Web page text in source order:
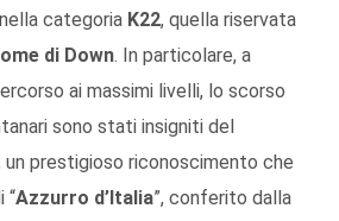
categoria K22, quella riservata
di Down. In particolare, a
ai massimi livelli, lo scorso
sono stati insigniti del
un prestigioso riconoscimento che
“Azzurro d’Italia”, conferito dalla